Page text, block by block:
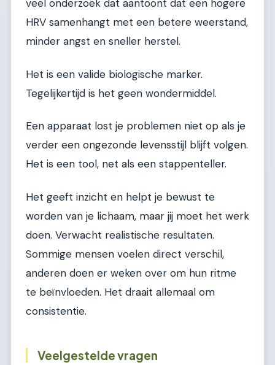
veel onderzoek dat aantoont dat een hogere
HRV samenhangt met een betere weerstand,
minder angst en sneller herstel.
Het is een valide biologische marker.
Tegelijkertijd is het geen wondermiddel.
Een apparaat lost je problemen niet op als je
verder een ongezonde levensstijl blijft volgen.
Het is een tool, net als een stappenteller.
Het geeft inzicht en helpt je bewust te
worden van je lichaam, maar jij moet het werk
doen. Verwacht realistische resultaten.
Sommige mensen voelen direct verschil,
anderen doen er weken over om hun ritme
te beïnvloeden. Het draait allemaal om
consistentie.
Veelgestelde vragen